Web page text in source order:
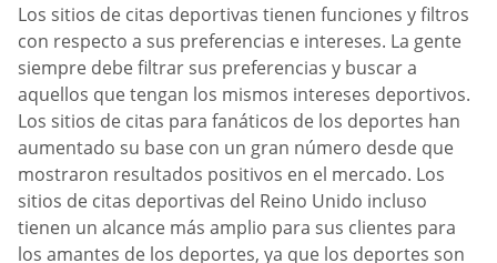
Los sitios de citas deportivas tienen funciones y filtros
con respecto a sus preferencias e intereses. La gente
siempre debe filtrar sus preferencias y buscar a
aquellos que tengan los mismos intereses deportivos.
Los sitios de citas para fanáticos de los deportes han
aumentado su base con un gran número desde que
mostraron resultados positivos en el mercado. Los
sitios de citas deportivas del Reino Unido incluso
tienen un alcance más amplio para sus clientes para
los amantes de los deportes, ya que los deportes son